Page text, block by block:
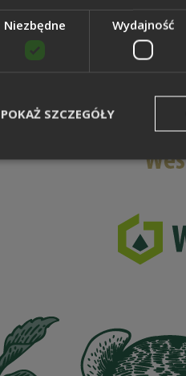
Niezbędne Wydajność
POKAŻ SZCZEGÓŁY